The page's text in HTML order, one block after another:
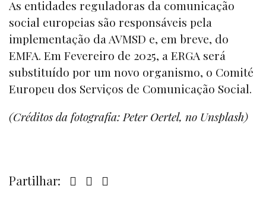
As entidades reguladoras da comunicação
social europeias são responsáveis pela
implementação da AVMSD e, em breve, do
EMFA. Em Fevereiro de 2025, a ERGA será
substituído por um novo organismo, o Comité
Europeu dos Serviços de Comunicação Social.
(Créditos da fotografia: Peter Oertel, no Unsplash)
Partilhar: